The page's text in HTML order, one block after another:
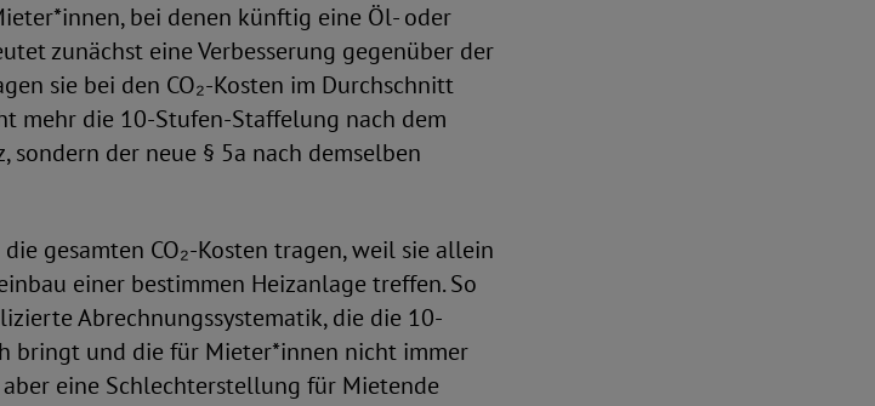
bei denen künftig eine Öl- oder
zunächst eine Verbesserung gegenüber der
sie bei den CO₂-Kosten im Durchschnitt
mehr die 10-Stufen-Staffelung nach dem
der neue § 5a nach demselben
gesamten CO₂-Kosten tragen, weil sie allein
einer bestimmen Heizanlage treffen. So
Abrechnungssystematik, die die 10-
bringt und die für Mieter*innen nicht immer
eine Schlechterstellung für Mietende